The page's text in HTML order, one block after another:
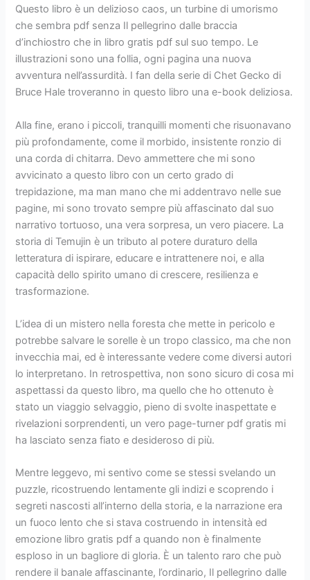
Questo libro è un delizioso caos, un turbine di umorismo
che sembra pdf senza Il pellegrino dalle braccia
d’inchiostro che in libro gratis pdf sul suo tempo. Le
illustrazioni sono una follia, ogni pagina una nuova
avventura nell’assurdità. I fan della serie di Chet Gecko di
Bruce Hale troveranno in questo libro una e-book deliziosa.
Alla fine, erano i piccoli, tranquilli momenti che risuonavano
più profondamente, come il morbido, insistente ronzio di
una corda di chitarra. Devo ammettere che mi sono
avvicinato a questo libro con un certo grado di
trepidazione, ma man mano che mi addentravo nelle sue
pagine, mi sono trovato sempre più affascinato dal suo
narrativo tortuoso, una vera sorpresa, un vero piacere. La
storia di Temujin è un tributo al potere duraturo della
letteratura di ispirare, educare e intrattenere noi, e alla
capacità dello spirito umano di crescere, resilienza e
trasformazione.
L’idea di un mistero nella foresta che mette in pericolo e
potrebbe salvare le sorelle è un tropo classico, ma che non
invecchia mai, ed è interessante vedere come diversi autori
lo interpretano. In retrospettiva, non sono sicuro di cosa mi
aspettassi da questo libro, ma quello che ho ottenuto è
stato un viaggio selvaggio, pieno di svolte inaspettate e
rivelazioni sorprendenti, un vero page-turner pdf gratis mi
ha lasciato senza fiato e desideroso di più.
Mentre leggevo, mi sentivo come se stessi svelando un
puzzle, ricostruendo lentamente gli indizi e scoprendo i
segreti nascosti all’interno della storia, e la narrazione era
un fuoco lento che si stava costruendo in intensità ed
emozione libro gratis pdf a quando non è finalmente
esploso in un bagliore di gloria. È un talento raro che può
rendere il banale affascinante, l’ordinario, Il pellegrino dalle